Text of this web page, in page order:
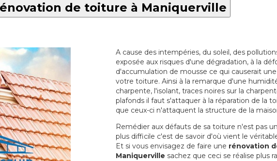
de toiture à Maniquerville
A cause des intempéries, du soleil, des
exposée aux risques d'une dégradation, à la
d'accumulation de mousse ce qui causerait
votre toiture. Ainsi à la remarque d'une
charpente, l'isolant, traces noires sur la
plafonds il faut s'attaquer à la réparation de la
que ceux-ci n'attaquent la structure de la
Remédier aux défauts de sa toiture n'est pas
plus difficile c'est de savoir d'où vient le
Et si vous envisagez de faire une rénovation
Maniquerville sachez que ceci se réalise plus